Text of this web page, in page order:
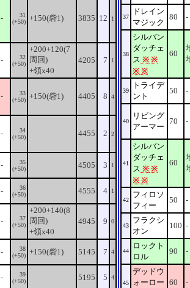
-
31
(+50) +150(砦1) 3835 12 1
-
32
(+50)
+200+120(7
周回)
+領x40
4205 7 1
-
33
(+50) +150(砦1) 4405 8 4
-
34
(+50)
4455 2 2
-
35
(+50)
4505 3 1
-
36
(+50)
4555 4 1
-
37
(+50)
+200+140(8
周回)
+領x40
4945 9 0
-
38
(+50) +150(砦1) 5145 7 4
-
39
(+50)
5195 5 4
37
ドレイン
マジック
80 -
38
シルバン
ダッチェ
ス ※ ※
※ ※
60
39
トライデ
ント
50 -
40
リビング
アーマー
70 -
41
シルバン
ダッチェ
ス ※ ※
※ ※
60
42
フィロソ
フィー
50 -
43
フラクシ
オン
100 -
44
ロックト
ロル
90 -
45
デッドウ
ォーロー 60 -